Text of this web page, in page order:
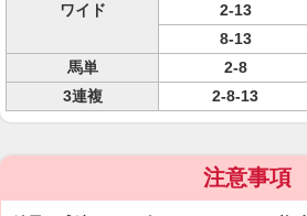
ワイド
2-13
8-13
馬単
2-8
3連複
2-8-13
注意事項